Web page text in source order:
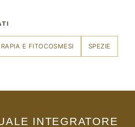
E FITOCOSMESI SPEZIE
INTEGRATORE